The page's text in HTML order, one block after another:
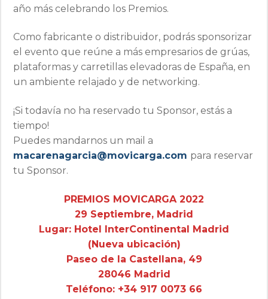
año más celebrando los Premios.
Como fabricante o distribuidor, podrás sponsorizar
el evento que reúne a más empresarios de grúas,
plataformas y carretillas elevadoras de España, en
un ambiente relajado y de networking.
¡Si todavía no ha reservado tu Sponsor, estás a
tiempo!
Puedes mandarnos un mail a
macarenagarcia@movicarga.com para reservar
tu Sponsor.
PREMIOS MOVICARGA 2022
29 Septiembre, Madrid
Lugar: Hotel InterContinental Madrid
(Nueva ubicación)
Paseo de la Castellana, 49
28046 Madrid
Teléfono: +34 917 0073 66